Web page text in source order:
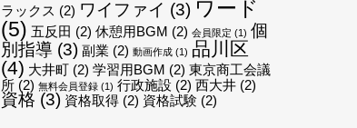
ラックス (2) ワイファイ (3) ワード
(5) 五反田 (2) 休憩用BGM (2) 会員限定 (1) 個
別指導 (3) 副業 (2) 動画作成 (1) 品川区
(4) 大井町 (2) 学習用BGM (2) 東京商工会議
所 (2) 無料会員登録 (1) 行政施設 (2) 西大井 (2)
資格 (3) 資格取得 (2) 資格試験 (2)